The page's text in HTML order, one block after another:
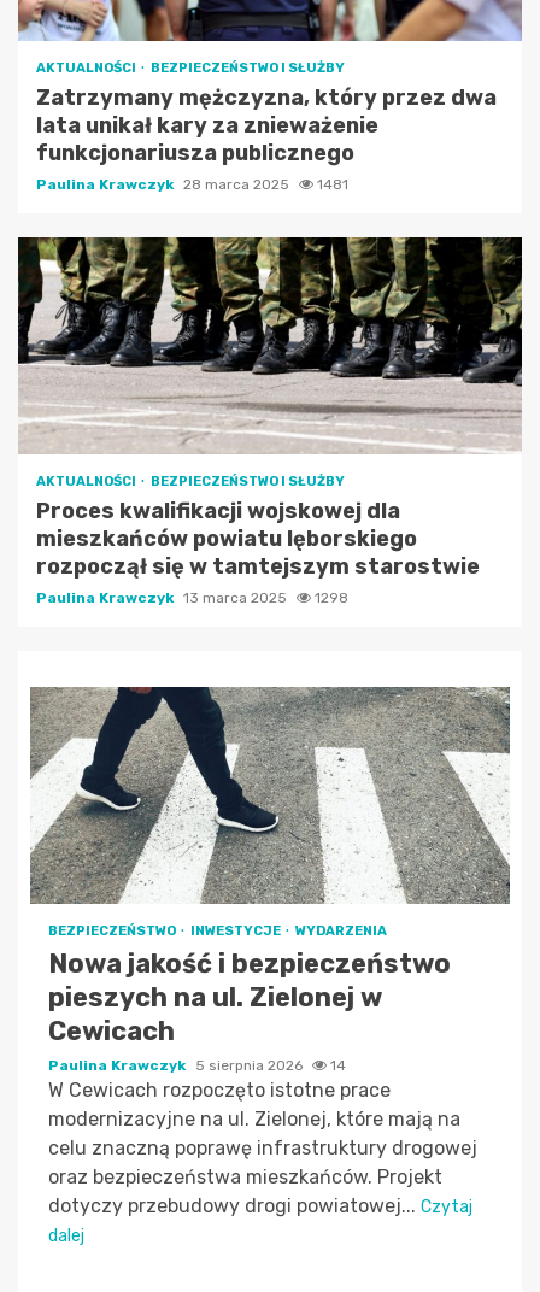
AKTUALNOŚCI BEZPIECZEŃSTWO I SŁUŻBY
Zatrzymany mężczyzna, który przez dwa
lata unikał kary za znieważenie
funkcjonariusza publicznego
Paulina Krawczyk 28 marca 2025 1481
AKTUALNOŚCI BEZPIECZEŃSTWO I SŁUŻBY
Proces kwalifikacji wojskowej dla
mieszkańców powiatu lęborskiego
rozpoczął się w tamtejszym starostwie
Paulina Krawczyk 13 marca 2025 1298
BEZPIECZEŃSTWO INWESTYCJE WYDARZENIA
Nowa jakość i bezpieczeństwo
pieszych na ul. Zielonej w
Cewicach
Paulina Krawczyk 5 sierpnia 2026 14
W Cewicach rozpoczęto istotne prace
modernizacyjne na ul. Zielonej, które mają na
celu znaczną poprawę infrastruktury drogowej
oraz bezpieczeństwa mieszkańców. Projekt
dotyczy przebudowy drogi powiatowej... Czytaj
dalej